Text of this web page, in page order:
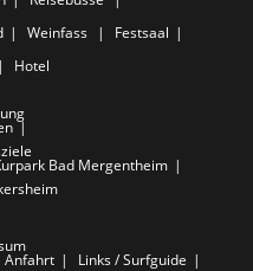
Weinfass
Festsaal
Hotel
Bad Mergentheim
Anfahrt
Links / Surfguide